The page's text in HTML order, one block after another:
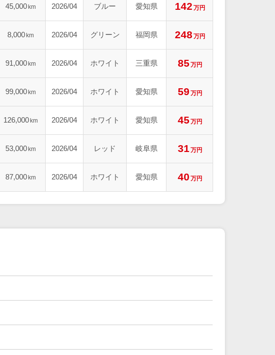
45,000 km 2026/04 ブルー 愛知県 142 万円
8,000 km 2026/04 グリーン 福岡県 248 万円
91,000 km 2026/04 ホワイト 三重県 85 万円
99,000 km 2026/04 ホワイト 愛知県 59 万円
126,000 km 2026/04 ホワイト 愛知県 45 万円
53,000 km 2026/04 レッド 岐阜県 31万円
87,000 km 2026/04 ホワイト 愛知県 40 万円